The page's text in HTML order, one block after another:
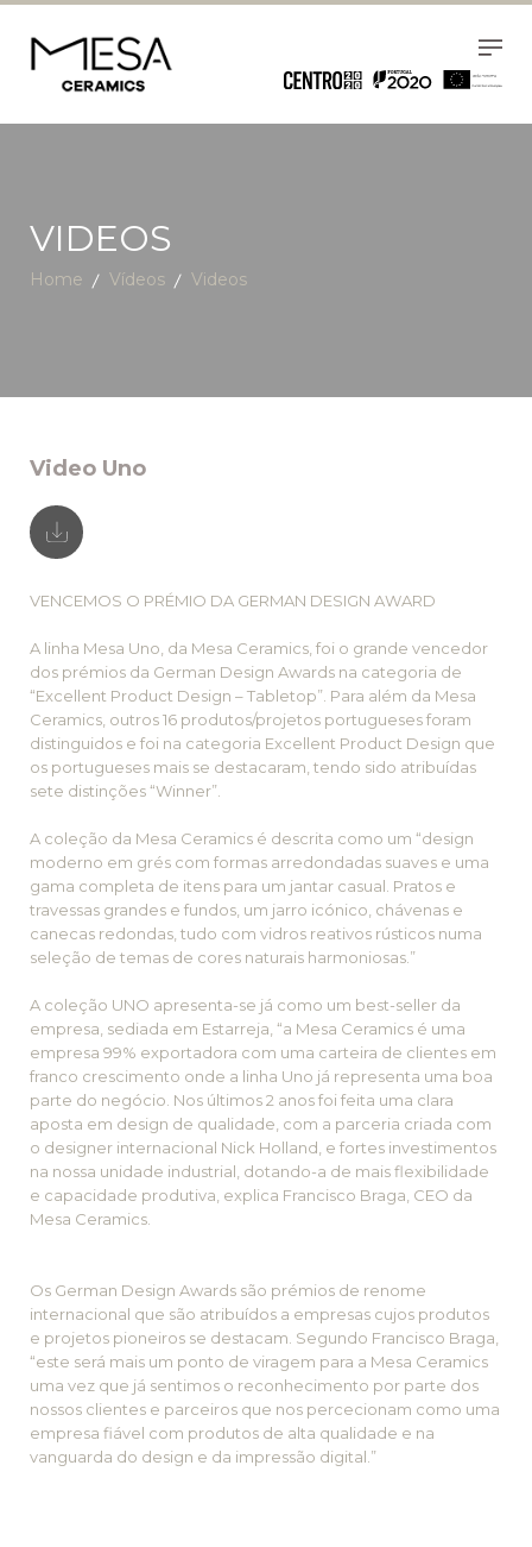
VIDEOS
Home Vídeos Videos
Video Uno
VENCEMOS O PRÉMIO DA GERMAN DESIGN AWARD
A linha Mesa Uno, da Mesa Ceramics, foi o grande vencedor
dos prémios da German Design Awards na categoria de
“Excellent Product Design – Tabletop”. Para além da Mesa
Ceramics, outros 16 produtos/projetos portugueses foram
distinguidos e foi na categoria Excellent Product Design que
os portugueses mais se destacaram, tendo sido atribuídas
sete distinções “Winner”.
A coleção da Mesa Ceramics é descrita como um “design
moderno em grés com formas arredondadas suaves e uma
gama completa de itens para um jantar casual. Pratos e
travessas grandes e fundos, um jarro icónico, chávenas e
canecas redondas, tudo com vidros reativos rústicos numa
seleção de temas de cores naturais harmoniosas.”
A coleção UNO apresenta-se já como um best-seller da
empresa, sediada em Estarreja, “a Mesa Ceramics é uma
empresa 99% exportadora com uma carteira de clientes em
franco crescimento onde a linha Uno já representa uma boa
parte do negócio. Nos últimos 2 anos foi feita uma clara
aposta em design de qualidade, com a parceria criada com
o designer internacional Nick Holland, e fortes investimentos
na nossa unidade industrial, dotando-a de mais flexibilidade
e capacidade produtiva, explica Francisco Braga, CEO da
Mesa Ceramics.
Os German Design Awards são prémios de renome
internacional que são atribuídos a empresas cujos produtos
e projetos pioneiros se destacam. Segundo Francisco Braga,
“este será mais um ponto de viragem para a Mesa Ceramics
uma vez que já sentimos o reconhecimento por parte dos
nossos clientes e parceiros que nos percecionam como uma
empresa fiável com produtos de alta qualidade e na
vanguarda do design e da impressão digital.”